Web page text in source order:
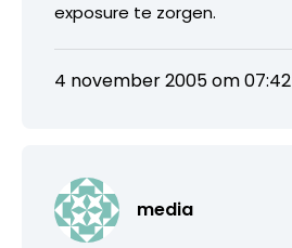
exposure te zorgen.
4 november 2005 om 07:42
media